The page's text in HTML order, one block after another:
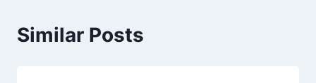
Similar Posts